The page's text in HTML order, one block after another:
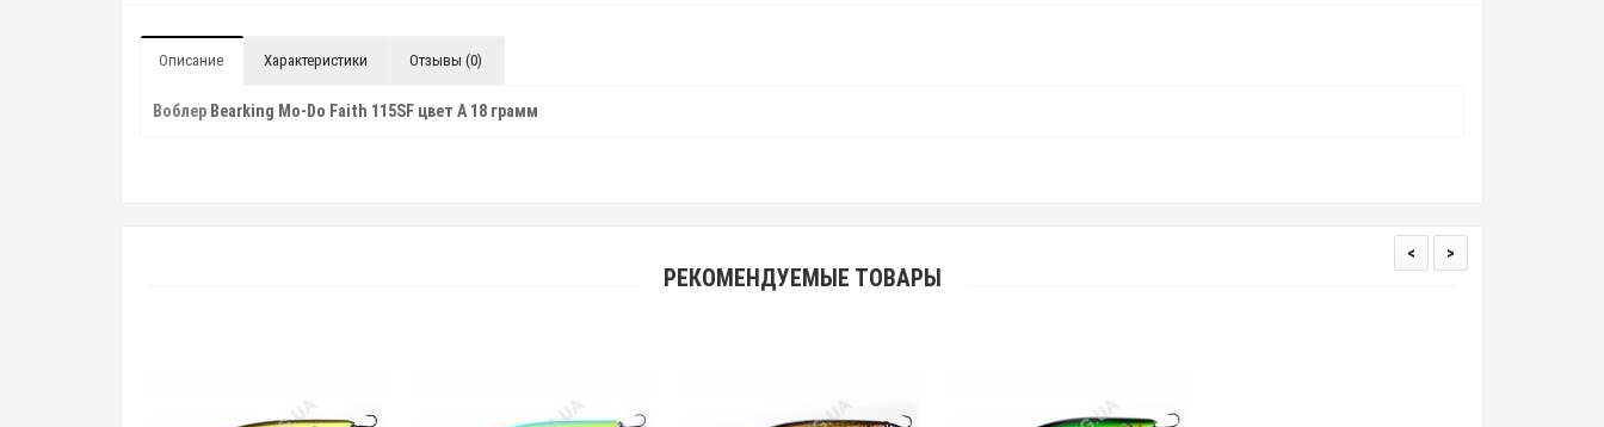
Описание Характеристики Отзывы (0)
Воблер Bearking Mo-Do Faith 115SF цвет A 18 грамм
РЕКОМЕНДУЕМЫЕ ТОВАРЫ
< >